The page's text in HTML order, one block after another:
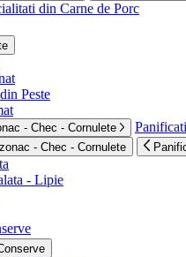
din Carne de Porc
Peste
- Chec - Cornulete
- Chec - Cornulete
- Lipie